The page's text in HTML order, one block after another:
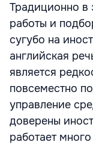
Традиционно в
работы и
сугубо на
английская
является
повсеместно
управление
доверены
работает